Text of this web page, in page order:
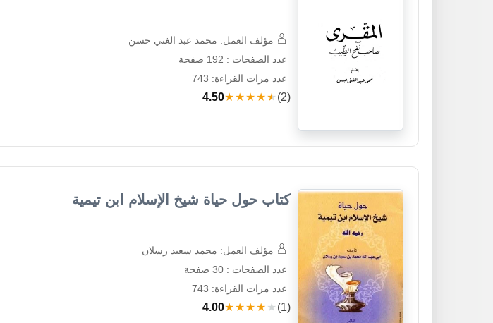
مؤلف العمل: محمد عبد الغني حسن
عدد الصفحات : 192 صفحة
عدد مرات القراءة: 743
4.50★★★★★ (2)
كتاب حول حياة شيخ الإسلام ابن تيمية
مؤلف العمل: محمد سعيد رسلان
عدد الصفحات : 30 صفحة
عدد مرات القراءة: 743
4.00★★★★★ (1)